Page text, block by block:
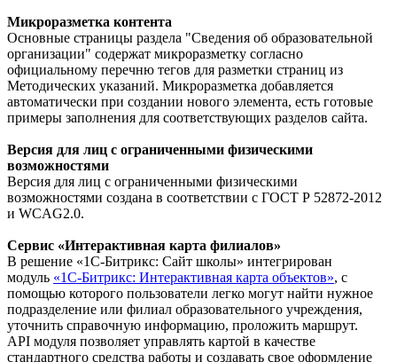
Микроразметка контента
Основные страницы раздела "Сведения об образовательной
организации" содержат микроразметку согласно
официальному перечню тегов для разметки страниц из
Методических указаний. Микроразметка добавляется
автоматически при создании нового элемента, есть готовые
примеры заполнения для соответствующих разделов сайта.
Версия для лиц с ограниченными физическими
возможностями
Версия для лиц с ограниченными физическими
возможностями создана в соответствии с ГОСТ Р 52872-2012
и WCAG2.0.
Сервис «Интерактивная карта филиалов»
В решение «1С-Битрикс: Сайт школы» интегрирован
модуль «1С-Битрикс: Интерактивная карта объектов», с
помощью которого пользователи легко могут найти нужное
подразделение или филиал образовательного учреждения,
уточнить справочную информацию, проложить маршрут.
API модуля позволяет управлять картой в качестве
стандартного средства работы и создавать свое оформление